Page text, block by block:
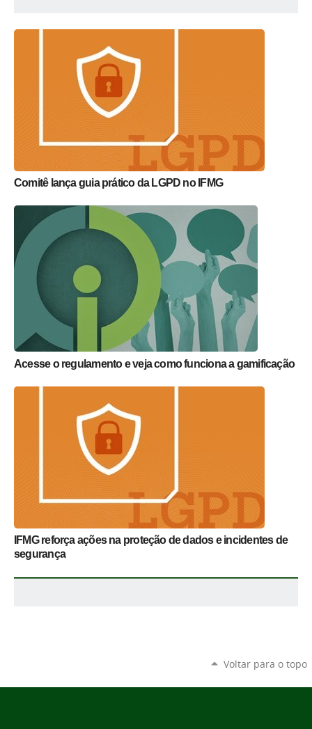
Comitê lança guia prático da LGPD no IFMG
Acesse o regulamento e veja como funciona a gamificação
IFMG reforça ações na proteção de dados e incidentes de
segurança
Voltar para o topo